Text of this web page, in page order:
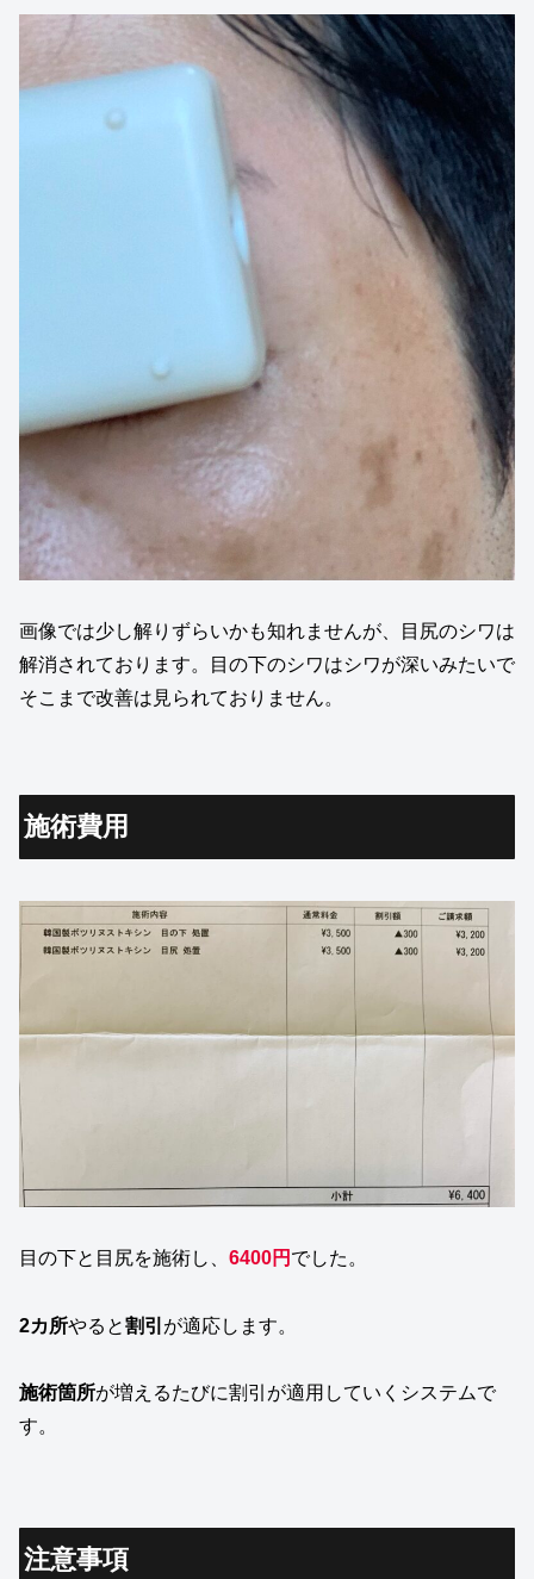
画像では少し解りずらいかも知れませんが、目尻のシワは
解消されております。目の下のシワはシワが深いみたいで
そこまで改善は見られておりません。
施術費用
目の下と目尻を施術し、 6400円 でした。
2カ所やると割引 が適応します。
施術箇所が増えるたびに割引が適用していくシステムで
す。
注意事項